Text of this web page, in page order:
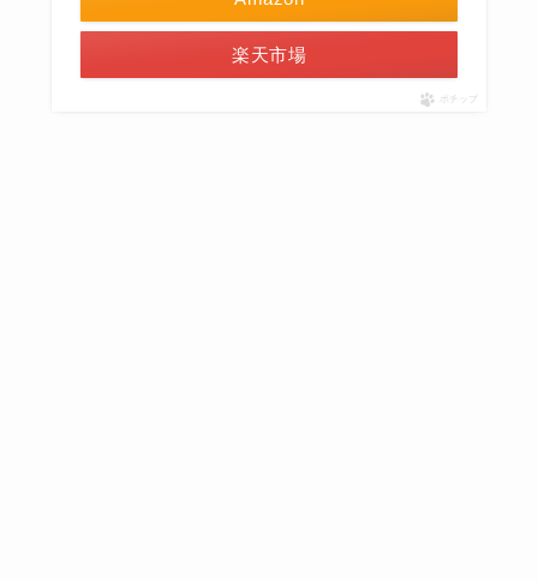
楽天市場
ポチップ